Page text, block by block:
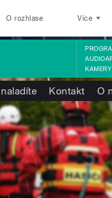
O rozhlase Více
KAMERY
Kontakt O